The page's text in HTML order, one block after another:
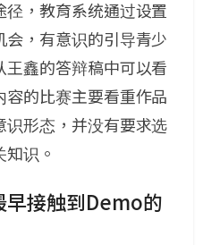
，教育系统通过设置
，有意识的引导青少
鑫的答辩稿中可以看
的比赛主要看重作品
识形态，并没有要求选
识。
早接触到Demo的